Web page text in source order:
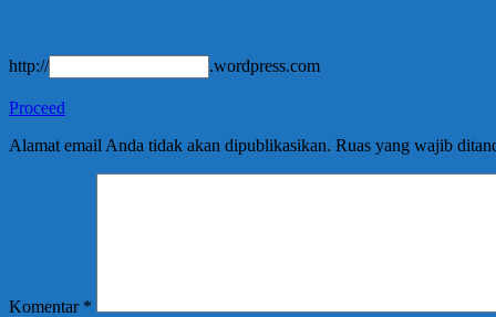
http:// .wordpress.com
Proceed
Alamat email Anda tidak akan dipublikasikan. Ruas yang wajib
Komentar *